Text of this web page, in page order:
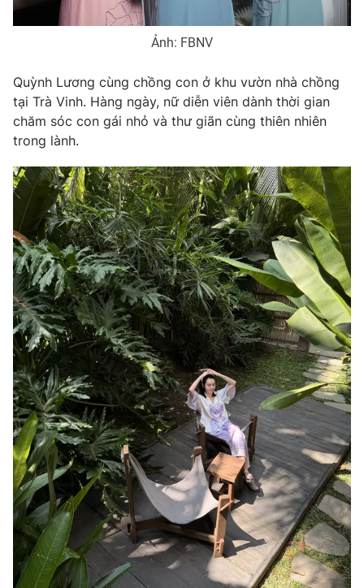
VTV Sức khoẻ Bất động sản
Thị trường 24h Tấm lòng Việt
VTV4 Vươn mình bằng AI
VTV9 VTV8
Liên hệ tòa soạn English
THỜI BÁO VTV
Theo dõi báo trên
Cơ quan chủ quản:Đài Truyền hình Việt Nam
Cơ quan báo chí:Thời báo VTV
Giấy phép hoạt động báo in và báo điện tử số 483/GP-BTTTT
cấp ngày 29/12/2023
Tổng Biên tập:Vũ Thanh Thủy
Phó Tổng Biên tập:Nguyễn Thị Mỹ Hạnh, Phạm Quốc Thắng,
Nguyễn Trọng Ninh
Tổng đài VTV: 024.38 355 931 - 024.38 355 932
Ảnh: FBNV
Quỳnh Lương cùng chồng con ở khu vườn nhà chồng
tại Trà Vinh. Hàng ngày, nữ diễn viên dành thời gian
chăm sóc con gái nhỏ và thư giãn cùng thiên nhiên
trong lành.